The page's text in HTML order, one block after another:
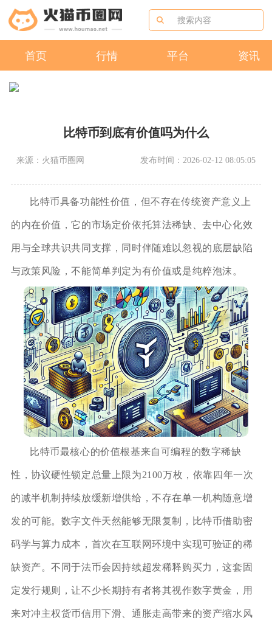
首页 行情 平台 资讯
比特币到底有价值吗为什么
来源：火猫币圈网 发布时间：2026-02-12 08:05:05
比特币具备功能性价值，但不存在传统资产意义上
的内在价值，它的市场定价依托算法稀缺、去中心化效
用与全球共识共同支撑，同时伴随难以忽视的底层缺陷
与政策风险，不能简单判定为有价值或是纯粹泡沫。
比特币最核心的价值根基来自可编程的数字稀缺
性，协议硬性锁定总量上限为2100万枚，依靠四年一次
的减半机制持续放缓新增供给，不存在单一机构随意增
发的可能。数字文件天然能够无限复制，比特币借助密
码学与算力成本，首次在互联网环境中实现可验证的稀
缺资产。不同于法币会因持续超发稀释购买力，这套固
定发行规则，让不少长期持有者将其视作数字黄金，用
来对冲主权货币信用下滑、通胀走高带来的资产缩水风